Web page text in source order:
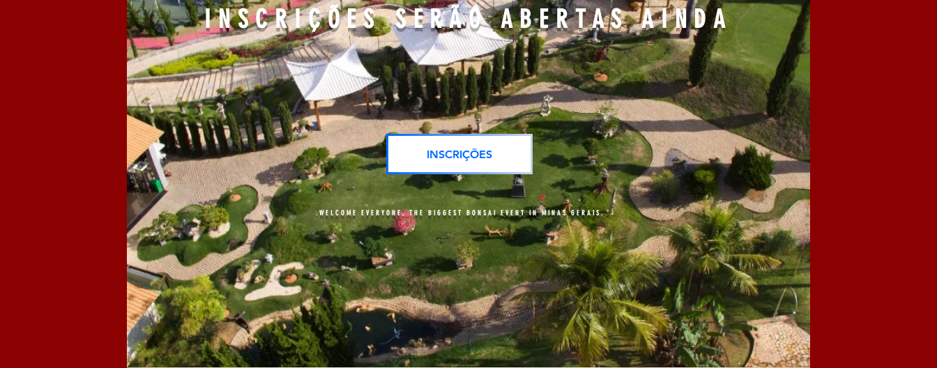
INSCRIÇÕES SERÃO ABERTAS AINDA
.WELCOME EVERYONE, THE BIGGEST BONSAI EVENT IN MINAS GERAIS.
INSCRIÇÕES